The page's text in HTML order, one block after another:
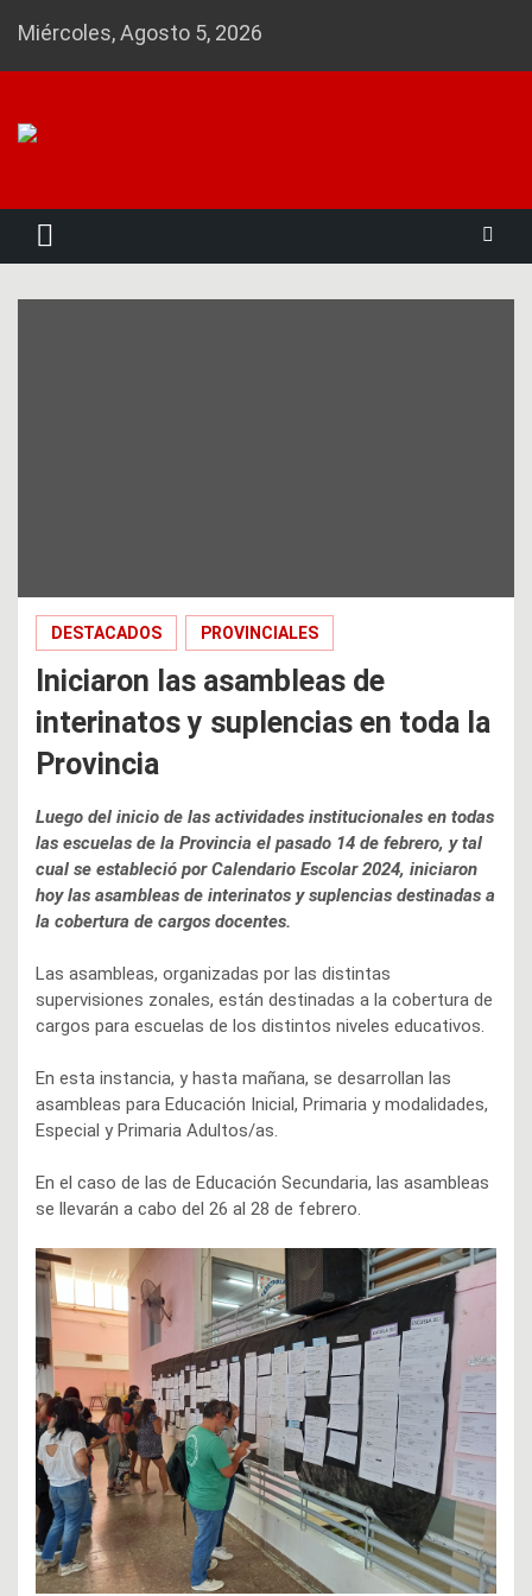
Miércoles, Agosto 5, 2026
DESTACADOS PROVINCIALES
Iniciaron las asambleas de
interinatos y suplencias en toda la
Provincia
Luego del inicio de las actividades institucionales en todas
las escuelas de la Provincia el pasado 14 de febrero, y tal
cual se estableció por Calendario Escolar 2024, iniciaron
hoy las asambleas de interinatos y suplencias destinadas a
la cobertura de cargos docentes.
Las asambleas, organizadas por las distintas
supervisiones zonales, están destinadas a la cobertura de
cargos para escuelas de los distintos niveles educativos.
En esta instancia, y hasta mañana, se desarrollan las
asambleas para Educación Inicial, Primaria y modalidades,
Especial y Primaria Adultos/as.
En el caso de las de Educación Secundaria, las asambleas
se llevarán a cabo del 26 al 28 de febrero.